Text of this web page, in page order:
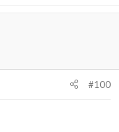
#100